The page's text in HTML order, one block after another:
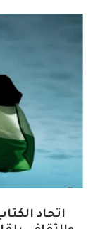
اتحاد